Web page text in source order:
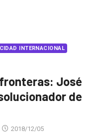
INTERNACIONAL
José
de
2018/12/05